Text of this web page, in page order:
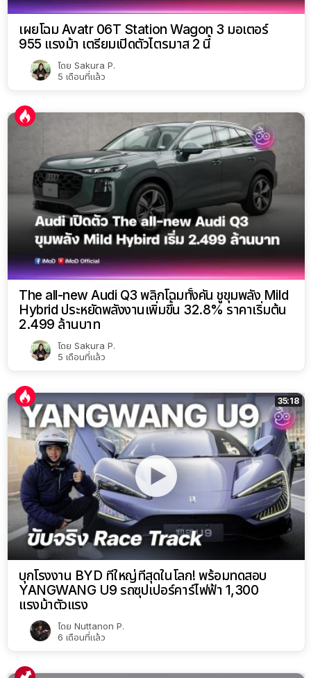
เผยโฉม Avatr 06T Station Wagon 3 มอเตอร์
955 แรงม้า เตรียมเปิดตัวไตรมาส 2 นี้
โดย Sakura P.
5 เดือนที่แล้ว
The all-new Audi Q3 พลิกโฉมทั้งคัน ชูขุมพลัง Mild
Hybrid ประหยัดพลังงานเพิ่มขึ้น 32.8% ราคาเริ่มต้น
2.499 ล้านบาท
โดย Sakura P.
5 เดือนที่แล้ว
35:18
บุกโรงงาน BYD ที่ใหญ่ที่สุดในโลก! พร้อมทดสอบ
YANGWANG U9 รถซุปเปอร์คาร์ไฟฟ้า 1,300
แรงม้าตัวแรง
โดย Nuttanon P.
6 เดือนที่แล้ว